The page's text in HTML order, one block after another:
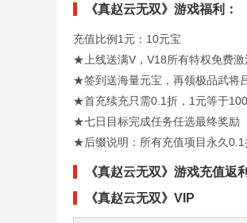
《真赵云无双》游戏福利：
充值比例1元：10元宝
★上线送满V，V18所有特权免费激
★签到送海量元宝，再领极品武将
★首充续充只需0.1折，1元等于
★七日目标完成任务任选最终奖励
★后缀说明：所有充值项目永久0.1
《真赵云无双》游戏充值返
《真赵云无双》VIP